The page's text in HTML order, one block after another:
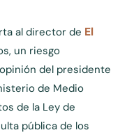
al director de El
un riesgo
del presidente
de Medio
de la Ley de
pública de los